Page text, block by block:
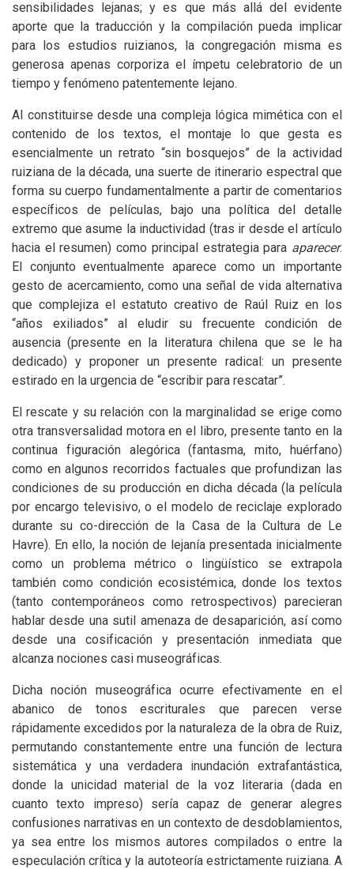
sensibilidades lejanas; y es que más allá del evidente
aporte que la traducción y la compilación pueda implicar
para los estudios ruizianos, la congregación misma es
generosa apenas corporiza el ímpetu celebratorio de un
tiempo y fenómeno patentemente lejano.
Al constituirse desde una compleja lógica mimética con el
contenido de los textos, el montaje lo que gesta es
esencialmente un retrato “sin bosquejos” de la actividad
ruiziana de la década, una suerte de itinerario espectral que
forma su cuerpo fundamentalmente a partir de comentarios
específicos de películas, bajo una política del detalle
extremo que asume la inductividad (tras ir desde el artículo
hacia el resumen) como principal estrategia para aparecer.
El conjunto eventualmente aparece como un importante
gesto de acercamiento, como una señal de vida alternativa
que complejiza el estatuto creativo de Raúl Ruiz en los
“años exiliados” al eludir su frecuente condición de
ausencia (presente en la literatura chilena que se le ha
dedicado) y proponer un presente radical: un presente
estirado en la urgencia de “escribir para rescatar”.
El rescate y su relación con la marginalidad se erige como
otra transversalidad motora en el libro, presente tanto en la
continua figuración alegórica (fantasma, mito, huérfano)
como en algunos recorridos factuales que profundizan las
condiciones de su producción en dicha década (la película
por encargo televisivo, o el modelo de reciclaje explorado
durante su co-dirección de la Casa de la Cultura de Le
Havre). En ello, la noción de lejanía presentada inicialmente
como un problema métrico o lingüístico se extrapola
también como condición ecosistémica, donde los textos
(tanto contemporáneos como retrospectivos) parecieran
hablar desde una sutil amenaza de desaparición, así como
desde una cosificación y presentación inmediata que
alcanza nociones casi museográficas.
Dicha noción museográfica ocurre efectivamente en el
abanico de tonos escriturales que parecen verse
rápidamente excedidos por la naturaleza de la obra de Ruiz,
permutando constantemente entre una función de lectura
sistemática y una verdadera inundación extrafantástica,
donde la unicidad material de la voz literaria (dada en
cuanto texto impreso) sería capaz de generar alegres
confusiones narrativas en un contexto de desdoblamientos,
ya sea entre los mismos autores compilados o entre la
especulación crítica y la autoteoría estrictamente ruiziana. A